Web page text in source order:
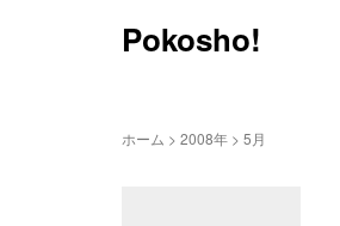
Pokosho!
ホーム > 2008年 > 5月